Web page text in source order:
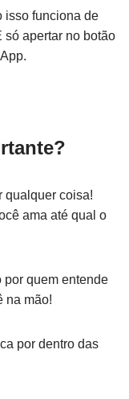
isso funciona de
só apertar no botão
qualquer coisa!
ama até qual o
por quem entende
na mão!
por dentro das